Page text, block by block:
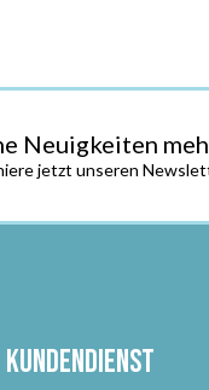
Neuigkeiten
jetzt unseren
Kundendienst